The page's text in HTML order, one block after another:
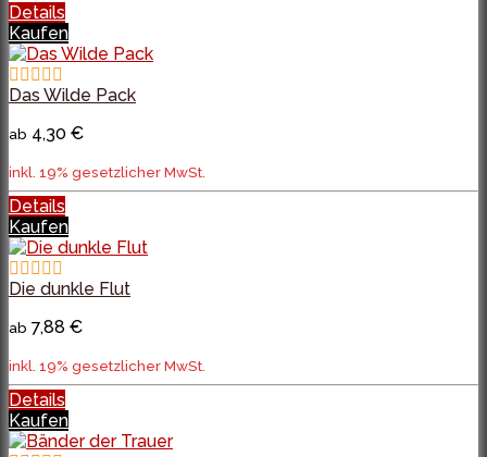
Details
Kaufen
Das Wilde Pack
ab 4,30 €
inkl. 19% gesetzlicher MwSt.
Details
Kaufen
Die dunkle Flut
ab 7,88 €
inkl. 19% gesetzlicher MwSt.
Details
Kaufen